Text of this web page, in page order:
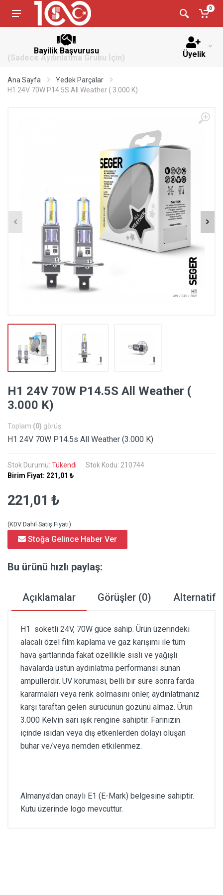
0
Bayilik Başvurusu
(Sadece Aydınlatma Grubu İçin) Üyelik
Ana Sayfa
Yedek Parçalar
H1 24V 70W P14.5S All Weather ( 3.000 K)
H1 24V 70W P14.5S All Weather (
3.000 K)
Toplam (0) görüş
H1 24V 70W P14.5s All Weather (3.000 K)
Stok Durumu: Tükendi
Stok Kodu: 210744
Birim Fiyat: 221,01 ₺
221,01 ₺
(KDV Dahil Satış Fiyatı)
Stoğa Gelince Haber Ver
Bu ürünü hızlı paylaş:
Açıklamalar Görüşler (0) Alternatif
H1 soketli 24V, 70W güce sahip. Ürün üzerindeki
alacalı özel film kaplama ve gaz karışımı ile tüm
hava şartlarında fakat özellikle sisli ve yağışlı
havalarda üstün aydınlatma performansı sunan
ampullerdir. UV koruması, belli bir süre sonra farda
kararmaları veya renk solmasını önler, aydınlatmanız
karşı taraftan gelen sürücünün gözünü almaz. Ürün
3.000 Kelvin sarı ışık rengine sahiptir. Farınızın
içinde ısıdan veya dış etkenlerden dolayı oluşan
buhar ve/veya nemden etkilenmez.
Almanya'dan onaylı E1 (E-Mark) belgesine sahiptir.
Kutu üzerinde logo mevcuttur.